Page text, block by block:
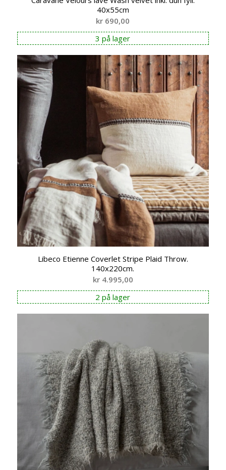
40x55cm
kr 690,00
3 på lager
Libeco Etienne Coverlet Stripe Plaid Throw.
140x220cm.
kr4.995,00
2 på lager